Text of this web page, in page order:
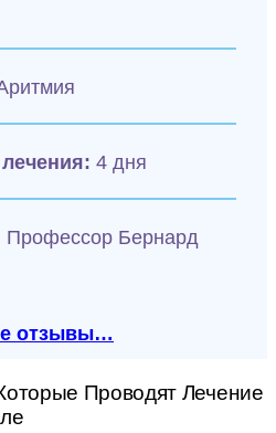
4 дня
Профессор Бернард
отзывы…
Проводят Лечение